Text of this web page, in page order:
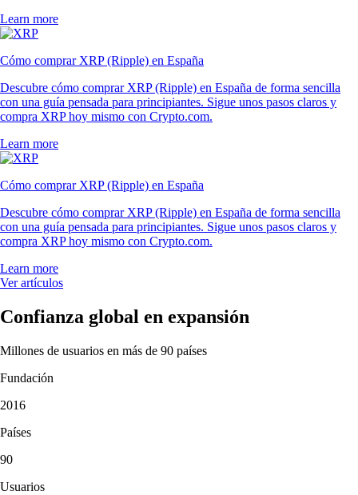
Learn more
Cómo comprar XRP (Ripple) en España
Descubre cómo comprar XRP (Ripple) en España de forma sencilla
con una guía pensada para principiantes. Sigue unos pasos claros y
compra XRP hoy mismo con Crypto.com.
Learn more
Cómo comprar XRP (Ripple) en España
Descubre cómo comprar XRP (Ripple) en España de forma sencilla
con una guía pensada para principiantes. Sigue unos pasos claros y
compra XRP hoy mismo con Crypto.com.
Learn more
Ver artículos
Confianza global en expansión
Millones de usuarios en más de 90 países
Fundación
2016
Países
90
Usuarios